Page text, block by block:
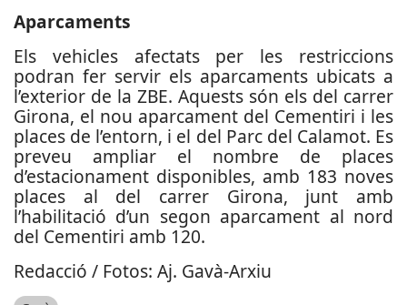
Aparcaments
Els vehicles afectats per les restriccions
podran fer servir els aparcaments ubicats a
l’exterior de la ZBE. Aquests són els del carrer
Girona, el nou aparcament del Cementiri i les
places de l’entorn, i el del Parc del Calamot. Es
preveu ampliar el nombre de places
d’estacionament disponibles, amb 183 noves
places al del carrer Girona, junt amb
l’habilitació d’un segon aparcament al nord
del Cementiri amb 120.
Redacció / Fotos: Aj. Gavà-Arxiu